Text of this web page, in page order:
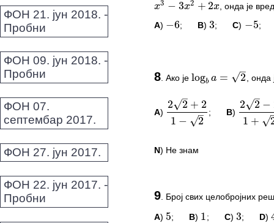
ФОН 21. јун 2018. -
Пробни
ФОН 09. јун 2018. -
Пробни
ФОН 07.
септембар 2017.
ФОН 27. јун 2017.
ФОН 22. јун 2017. -
Пробни
Овај задатак нема
*Морате бити логовани
x3− 3x 2+2x
, онда је
A) −6 ; B)3; C) −5 ;
Овај задатак нема
*Морате бити логовани
8 Ако је
–
logba= 2 , онда
A)
1− 2
–
√
22+21−2 ; B)
1+ 2
√
22−21+2
N) Не знам
9 Број свих целобројних
A) 5; B) 1; C) 3; D)